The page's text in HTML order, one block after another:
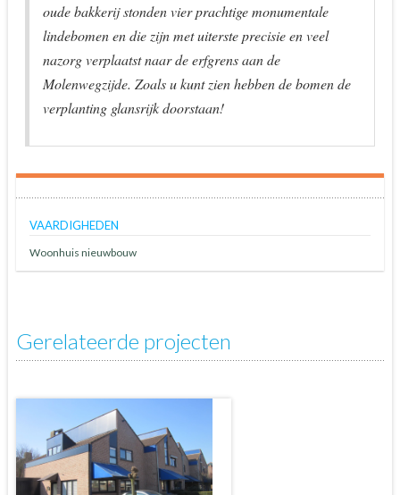
oude bakkerij stonden vier prachtige monumentale
lindebomen en die zijn met uiterste precisie en veel
nazorg verplaatst naar de erfgrens aan de
Molenwegzijde. Zoals u kunt zien hebben de bomen de
verplanting glansrijk doorstaan!
VAARDIGHEDEN
Woonhuis nieuwbouw
Gerelateerde projecten